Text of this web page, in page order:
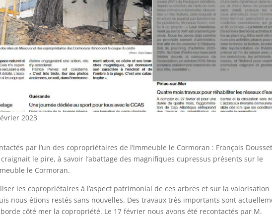
2023
par l’un des copropriétaires de l’immeuble le Cormoran : François
le pire, à savoir l’abattage des magnifiques cupressus présents sur le
le Cormoran.
les copropriétaires à l’aspect patrimonial de ces arbres et sur la valorisation
nous étions restés sans nouvelles. Des travaux très importants sont
côté mer la copropriété. Le 17 février nous avons été recontactés par M.